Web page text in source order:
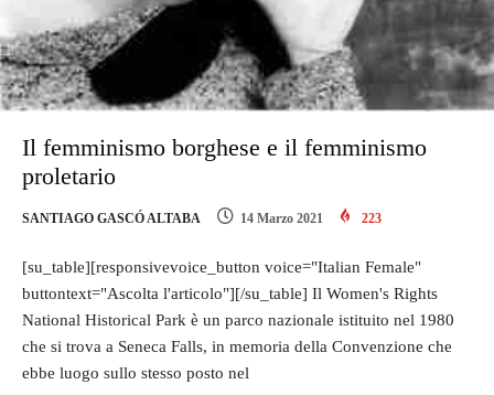
Il femminismo borghese e il femminismo
proletario
SANTIAGO GASCÓ ALTABA 14 Marzo 2021 223
[su_table][responsivevoice_button voice="Italian Female"
buttontext="Ascolta l'articolo"][/su_table] Il Women's Rights
National Historical Park è un parco nazionale istituito nel 1980
che si trova a Seneca Falls, in memoria della Convenzione che
ebbe luogo sullo stesso posto nel